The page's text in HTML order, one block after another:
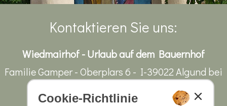
Cookie-Richtlinie
Kontaktieren Sie uns:
Wiedmairhof - Urlaub auf dem Bauernhof
Familie Gamper - Oberplars 6 - I-39022 Algund bei